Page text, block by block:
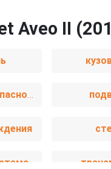
Aveo II
пассивная безопасность